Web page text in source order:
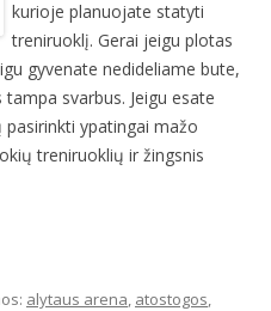
kurioje planuojate statyti
treniruoklį. Gerai jeigu plotas
gyvenate nedideliame bute,
svarbus. Jeigu esate
ypatingai mažo
treniruoklių ir žingsnis
alytaus arena, atostogos,